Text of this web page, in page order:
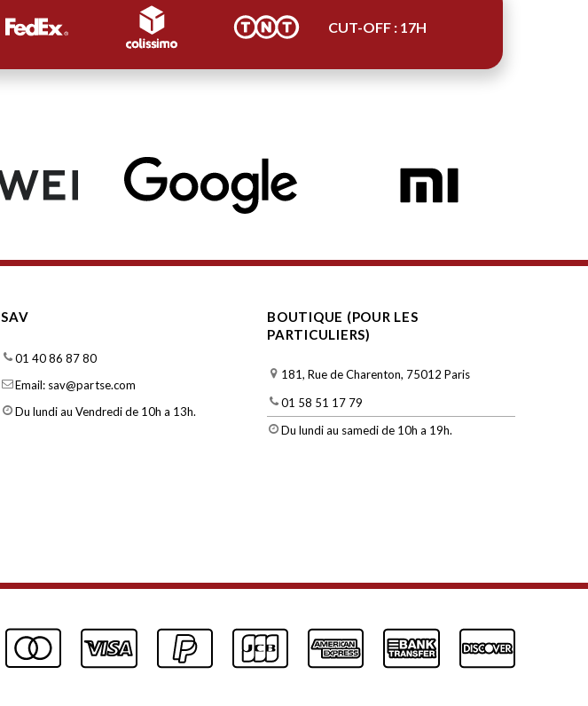
CUT-OFF : 17H
SAV
01 40 86 87 80
Email: sav@partse.com
Du lundi au Vendredi de 10h a 13h.
BOUTIQUE (POUR LES
PARTICULIERS)
181, Rue de Charenton, 75012 Paris
01 58 51 17 79
Du lundi au samedi de 10h a 19h.